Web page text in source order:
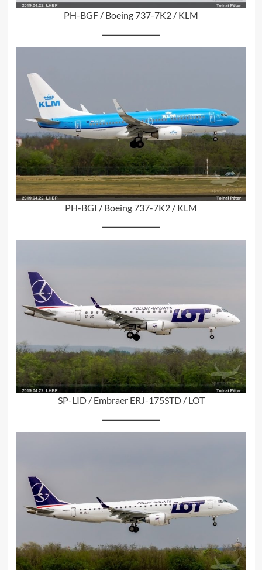
PH-BGF / Boeing 737-7K2 / KLM
PH-BGI / Boeing 737-7K2 / KLM
SP-LID / Embraer ERJ-175STD / LOT